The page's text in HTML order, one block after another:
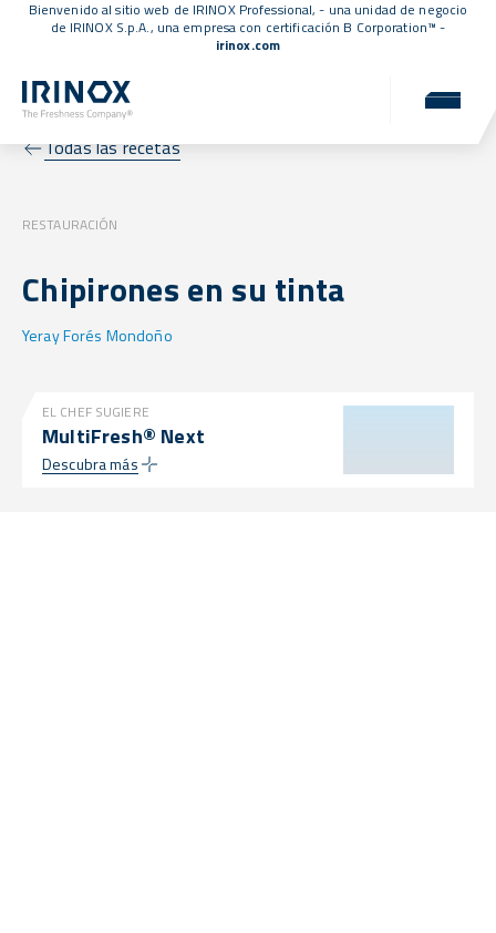
Bienvenido al sitio web de IRINOX Professional, - una unidad de negocio
de IRINOX S.p.A., una empresa con certificación B Corporation™ -
irinox.com
Todas las recetas
RESTAURACIÓN
Chipirones en su tinta
Yeray Forés Mondoño
EL CHEF SUGIERE
MultiFresh® Next
Descubra más